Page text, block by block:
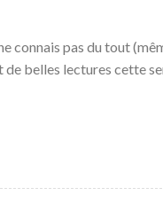
connais pas du tout
belles lectures cette